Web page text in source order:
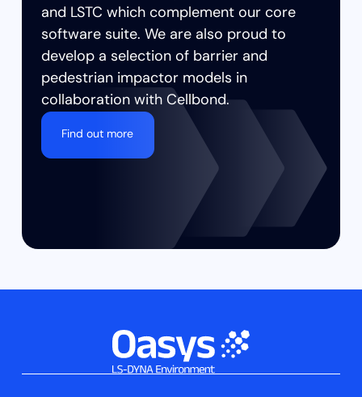
and LSTC which complement our core
software suite. ​We are also proud to
develop a selection of barrier and
pedestrian impactor models in
collaboration with Cellbond.
Find out more